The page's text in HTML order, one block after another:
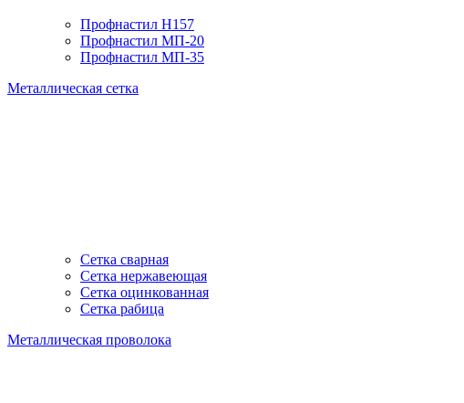
Профнастил H157
Профнастил МП-20
Профнастил МП-35
Металлическая сетка
Сетка сварная
Сетка нержавеющая
Сетка оцинкованная
Сетка рабица
Металлическая проволока